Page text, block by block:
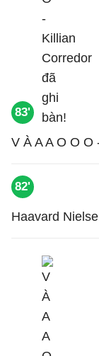
83'
V À A A O O
82'
Haavard